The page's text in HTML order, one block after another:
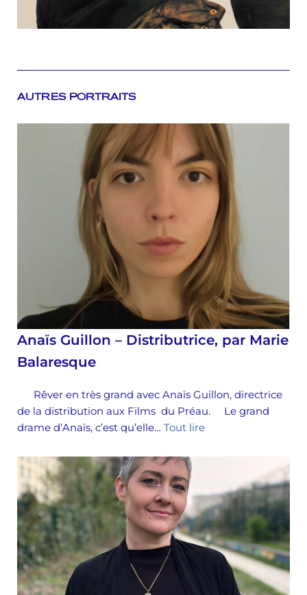
AUTRES PORTRAITS
Anaïs Guillon – Distributrice, par Marie
Balaresque
Rêver en très grand avec Anaïs Guillon, directrice
de la distribution aux Films du Préau. Le grand
drame d’Anaïs, c’est qu’elle… Tout lire